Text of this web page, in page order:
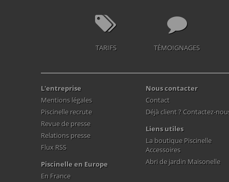
TARIFS TÉMOIGNAGES
L'entreprise
Mentions légales
Piscinelle recrute
Revue de presse
Relations presse
Flux RSS
Piscinelle en Europe
En France
Nous contacter
Contact
Déjà client ? Contactez-
Liens utiles
La boutique Piscinelle
Accessoires
Abri de jardin Maisonelle